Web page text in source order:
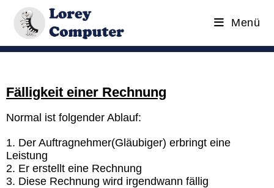
Menü
Fälligkeit einer Rechnung
Normal ist folgender Ablauf:
1. Der Auftragnehmer(Gläubiger) erbringt eine
Leistung
2. Er erstellt eine Rechnung
3. Diese Rechnung wird irgendwann fällig